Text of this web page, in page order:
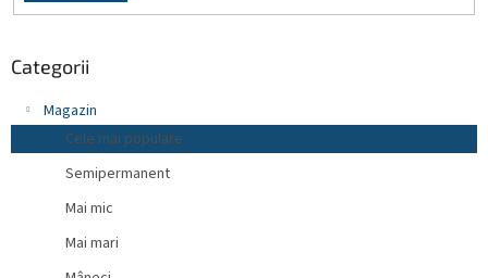
Categorii
Magazin
Cele mai populare
Semipermanent
Mai mic
Mai mari